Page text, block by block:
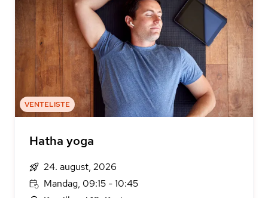
VENTELISTE
Hatha yoga
24. august, 2026
Mandag, 09:15 - 10:45